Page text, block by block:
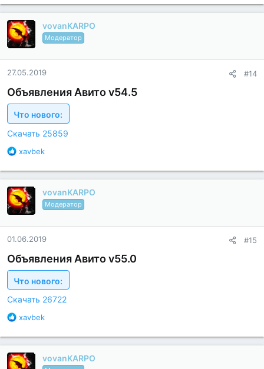
а
г
о
д
а
р
н
с
и
:
vovanKARPO
Модератор
27.05.2019 #14
Объявления Авито v54.5
Что нового:
Скачать 25859
Б
а
г
о
д
а
р
н
с
и
:
xavbek
vovanKARPO
Модератор
01.06.2019 #15
Объявления Авито v55.0
Что нового:
Скачать 26722
Б
а
г
о
xavbek
vovanKARPO